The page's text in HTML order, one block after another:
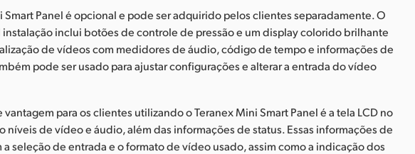
Smart Panel é opcional e pode ser adquirido pelos clientes separadamente. O
inclui botões de controle de pressão e um display colorido brilhante
de vídeos com medidores de áudio, código de tempo e informações de
pode ser usado para ajustar configurações e alterar a entrada do vídeo
para os clientes utilizando o Teranex Mini Smart Panel é a tela LCD no
níveis de vídeo e áudio, além das informações de status. Essas informações de
a seleção de entrada e o formato de vídeo usado, assim como a indicação dos